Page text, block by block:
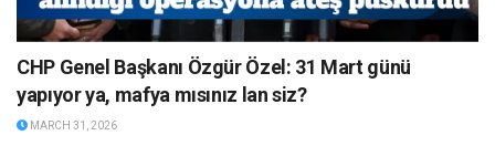
CHP Genel Başkanı Özgür Özel: 31 Mart günü
yapıyor ya, mafya mısınız lan siz?
MARCH 31, 2026